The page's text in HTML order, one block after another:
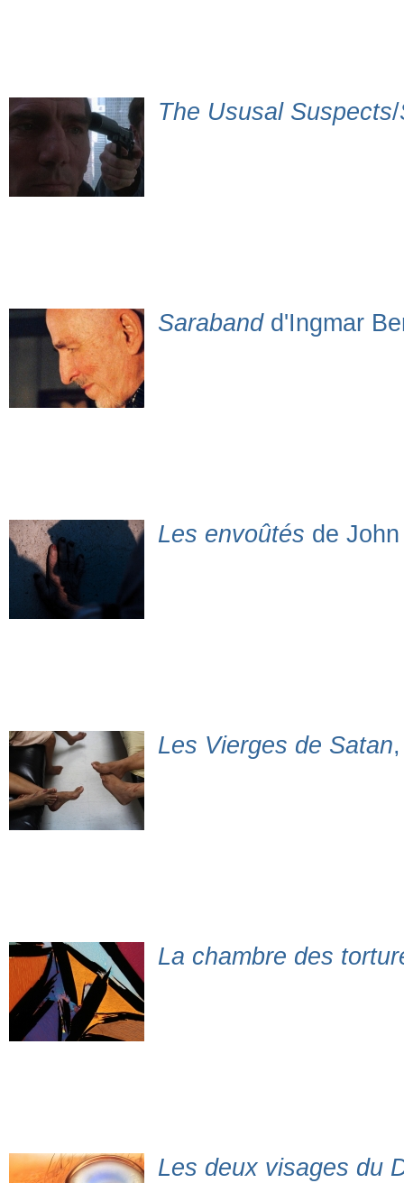
The Ususal Suspects/
Sarabandd'Ingmar
Les envoûtés de
Les Vierges de Satan
La chambre des
Les deux visages du